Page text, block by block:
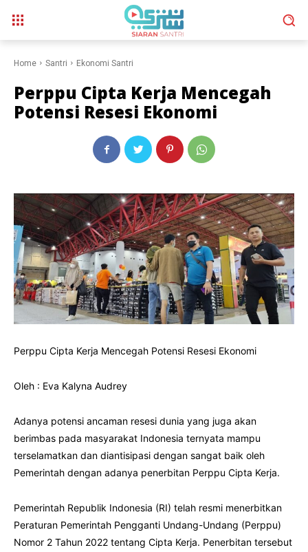
Home Santri Ekonomi Santri
Perppu Cipta Kerja Mencegah
Potensi Resesi Ekonomi
Perppu Cipta Kerja Mencegah Potensi Resesi Ekonomi
Oleh : Eva Kalyna Audrey
Adanya potensi ancaman resesi dunia yang juga akan
berimbas pada masyarakat Indonesia ternyata mampu
terselamatkan dan diantisipasi dengan sangat baik oleh
Pemerintah dengan adanya penerbitan Perppu Cipta Kerja.
Pemerintah Republik Indonesia (RI) telah resmi menerbitkan
Peraturan Pemerintah Pengganti Undang-Undang (Perppu)
Nomor 2 Tahun 2022 tentang Cipta Kerja. Penerbitan tersebut